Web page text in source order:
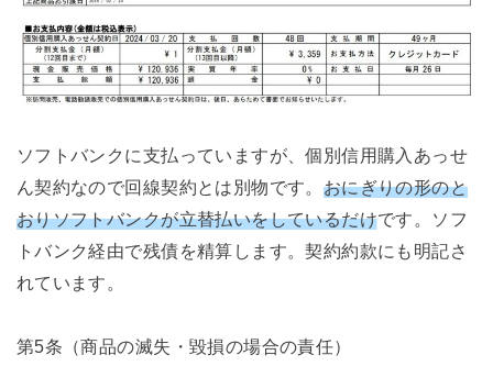
ソフトバンクに支払っていますが、個別信用購入あっせ
ん契約なので回線契約とは別物です。 おにぎりの形のと
おりソフトバンクが立替払いをしているだけです。ソフ
トバンク経由で残債を精算します。契約約款にも明記さ
れています。
第5条（商品の滅失・毀損の場合の責任）